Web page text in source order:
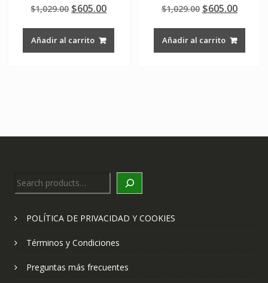
5.00
de 5
$1,029.00 Original
was:
$1,029.00.
$605.00Current
Añadir al carrito
4.50
de 5
$1,029.00 Original
was:
$1,029.00.
$605.00
Añadir al carrito
Search
POLÍTICA DE PRIVACIDAD Y COOKIES
Términos y Condiciones
Preguntas más frecuentes